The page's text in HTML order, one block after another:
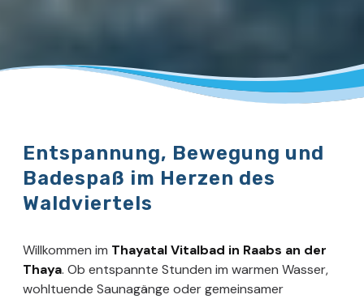
Entspannung, Bewegung und
Badespaß im Herzen des
Waldviertels
Willkommen im Thayatal Vitalbad in Raabs an der
Thaya. Ob entspannte Stunden im warmen Wasser,
wohltuende Saunagänge oder gemeinsamer